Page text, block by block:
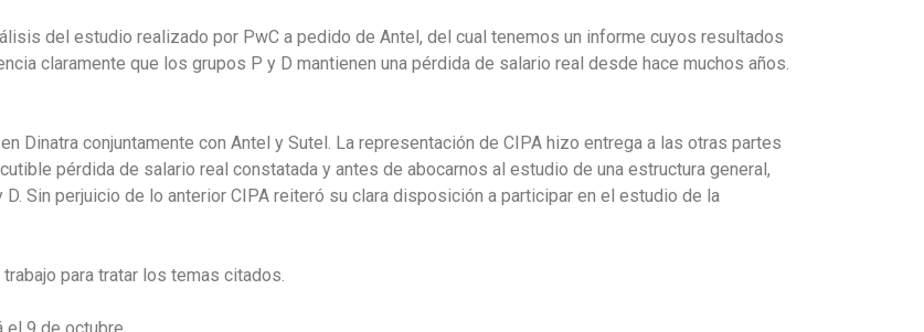
del estudio realizado por PwC a pedido de Antel, del cual tenemos un informe cuyos resultados
claramente que los grupos P y D mantienen una pérdida de salario real desde hace muchos años.
Dinatra conjuntamente con Antel y Sutel. La representación de CIPA hizo entrega a las otras partes
pérdida de salario real constatada y antes de abocarnos al estudio de una estructura general,
Sin perjuicio de lo anterior CIPA reiteró su clara disposición a participar en el estudio de la
para tratar los temas citados.
9 de octubre.